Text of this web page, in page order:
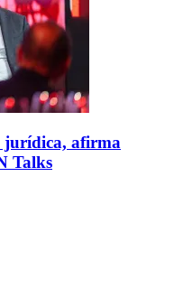
jurídica, afirma
Talks